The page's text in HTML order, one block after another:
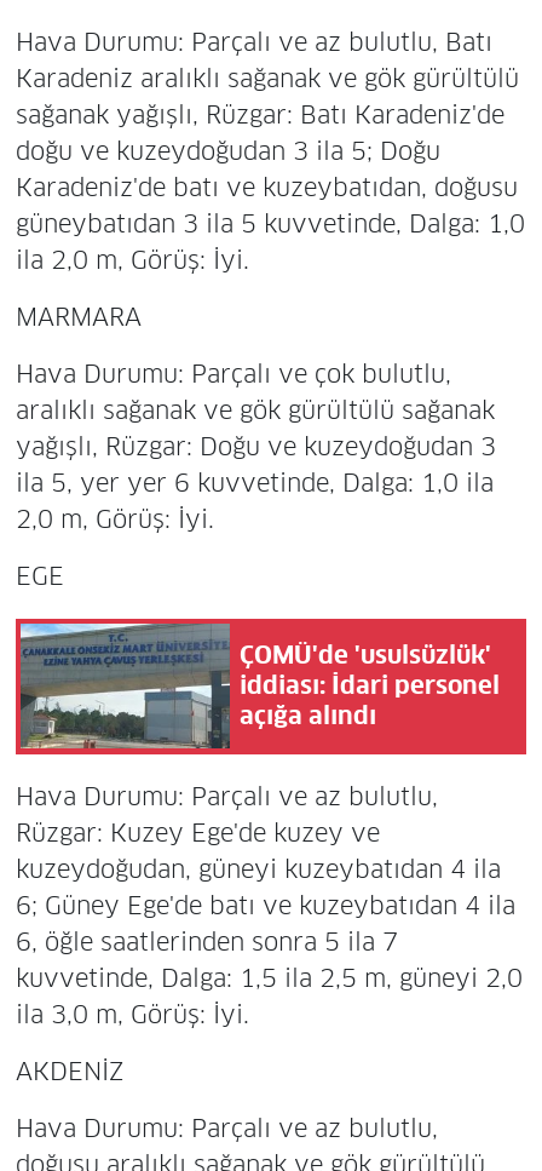
Hava Durumu: Parçalı ve az bulutlu, Batı
Karadeniz aralıklı sağanak ve gök gürültülü
sağanak yağışlı, Rüzgar: Batı Karadeniz'de
doğu ve kuzeydoğudan 3 ila 5; Doğu
Karadeniz'de batı ve kuzeybatıdan, doğusu
güneybatıdan 3 ila 5 kuvvetinde, Dalga: 1,0
ila 2,0 m, Görüş: İyi.
MARMARA
Hava Durumu: Parçalı ve çok bulutlu,
aralıklı sağanak ve gök gürültülü sağanak
yağışlı, Rüzgar: Doğu ve kuzeydoğudan 3
ila 5, yer yer 6 kuvvetinde, Dalga: 1,0 ila
2,0 m, Görüş: İyi.
EGE
ÇOMÜ'de 'usulsüzlük'
iddiası: İdari personel
açığa alındı
Hava Durumu: Parçalı ve az bulutlu,
Rüzgar: Kuzey Ege'de kuzey ve
kuzeydoğudan, güneyi kuzeybatıdan 4 ila
6; Güney Ege'de batı ve kuzeybatıdan 4 ila
6, öğle saatlerinden sonra 5 ila 7
kuvvetinde, Dalga: 1,5 ila 2,5 m, güneyi 2,0
ila 3,0 m, Görüş: İyi.
AKDENİZ
Hava Durumu: Parçalı ve az bulutlu,
doğusu aralıklı sağanak ve gök gürültülü